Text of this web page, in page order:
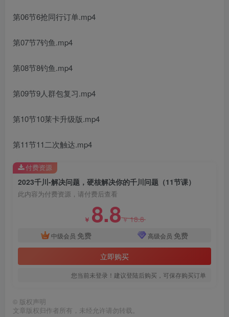
第06节6抢同行订单.mp4
第07节7钓鱼.mp4
第08节8钓鱼.mp4
第09节9人群包复习.mp4
第10节10莱卡升级版.mp4
第11节11二次触达.mp4
2023千川-解决问题，硬核解决你的千川问题（11节课）
此内容为付费资源，请付费后查看
￥ 8.8￥18.8
中级会员 免费 高级会员 免费
立即购买
您当前未登录！建议登陆后购买，可保存购买订单
付费资源
© 版权声明
文章版权归作者所有，未经允许请勿转载。